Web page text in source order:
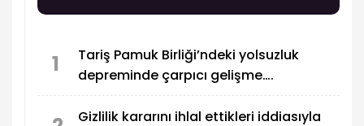
1
Tariş Pamuk Birliği’ndeki yolsuzluk
depreminde çarpıcı gelişme….
Gizlilik kararını ihlal ettikleri iddiasıyla